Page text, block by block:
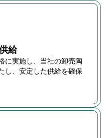
給
に実施し、当社の卸売陶
し、安定した供給を確保